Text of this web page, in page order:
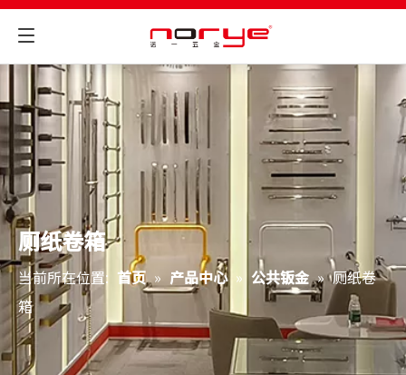
厕纸卷箱
当前所在位置: 首页 » 产品中心 » 公共钣金 » 厕纸卷
箱